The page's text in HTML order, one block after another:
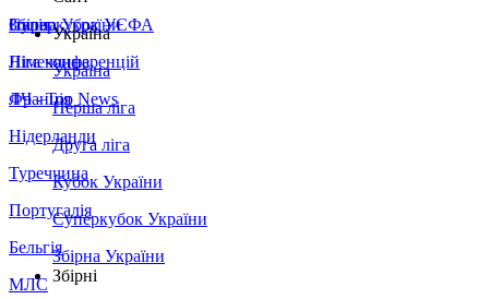
Збірна України
Італія
Німеччина
Франція
Нідерланди
Туреччина
Португалія
Бельгія
МЛС
Суперкубок УЄФА
Ліга конференцій
ЛЧ - Top News
Україна
Україна
Перша ліга
Друга ліга
Кубок України
Суперкубок України
Збірна України
Збірні